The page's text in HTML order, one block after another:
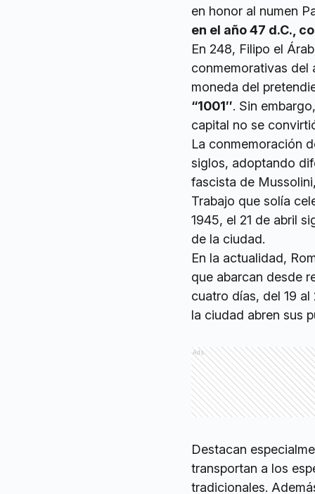
en honor al numen
en el año 47 d.C.,
En 248, Filipo el
conmemorativas del
moneda del
“1001″. Sin
capital no se
La conmemoración
siglos, adoptando
fascista de
Trabajo que solía
1945, el 21 de abril
de la ciudad.
En la actualidad,
que abarcan desde
cuatro días, del 19
la ciudad abren sus
Ads
Destacan
transportan a los
tradicionales.